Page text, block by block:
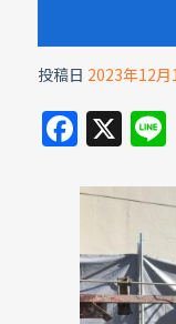
投稿日 2023年12月
F
c
b
o
X Li